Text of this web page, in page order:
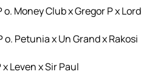
o. Money Club x Gregor P x Lord
o. Petunia x Un Grand x Rakosi
x Leven x Sir Paul